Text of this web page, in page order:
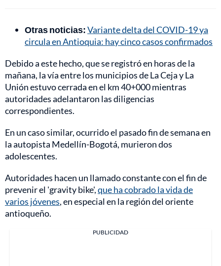
Otras noticias:Variante delta del COVID-19 ya
circula en Antioquia: hay cinco casos confirmados
Debido a este hecho, que se registró en horas de la
mañana, la vía entre los municipios de La Ceja y La
Unión estuvo cerrada en el km 40+000 mientras
autoridades adelantaron las diligencias
correspondientes.
En un caso similar, ocurrido el pasado fin de semana en
la autopista Medellín-Bogotá, murieron dos
adolescentes.
Autoridades hacen un llamado constante con el fin de
prevenir el 'gravity bike',que ha cobrado la vida de
varios jóvenes, en especial en la región del oriente
antioqueño.
PUBLICIDAD